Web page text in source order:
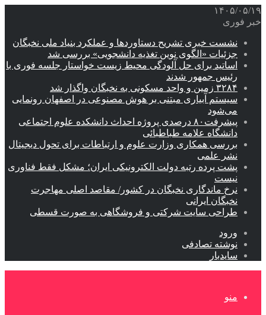
۱۴۰۵/۰۵/۱۹
خبر فوری
نشست خبری تشریح دستاوردها و عملکرد بنیاد ملی نخبگان
جزئیات «الگوی نوین تغذیه دانشجویی» بررسی شد
اساتید برای حل آلودگی محیط زیست خواستار جلسه فوری با
رئیس جمهور شدند
۳۲۸۴ زمین و واحد مسکونی به نخبگان واگذار شد
سیستم آبیاری مبتنی بر هوش مصنوعی در اصفهان رونمایی
می‌شود
پیشرفت۸۰ درصدی پروژه احداث دانشکده علوم اجتماعی
دانشگاه علامه طباطبائی
بررسی همکاری وزارت علوم و ارتباطات برای تحول دیجیتال
نشر علمی
پشت پرده رتبه دولت الکترونیکی ایران؛ مشکل فقط فناوری
نیست
نرخ ماندگاری نخبگان در کشور/ مقاصد اصلی مهاجرت
نخبگان ایرانی
طراحی سایت شرکتی و فروشگاهی به صورت قسطی
ورود
نوشته تصادفی
سایدبار
منو